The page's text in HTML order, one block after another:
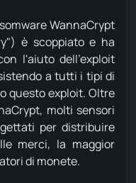
WannaCrypt
è scoppiato e ha
l'aiuto dell'exploit
a tutti i tipi di
questo exploit. Oltre
molti sensori
per distribuire
merci, la maggior
di monete.